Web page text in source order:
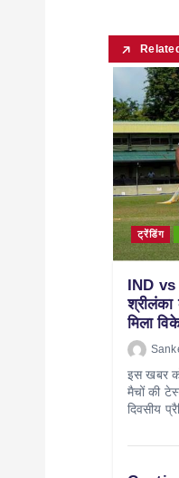
ट्रेंडिंग
IND vs
मिला
इस खबर
मैचों की
दिवसीय